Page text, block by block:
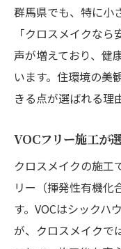
群馬県でも、特に小
「クロスメイクな
声が増えており、健
います。住環境の美
きる点が選ばれる理
VOCフリー施工が
クロスメイクの施工
リー（揮発性有機化
す。VOCはシックハ
が、クロスメイクで